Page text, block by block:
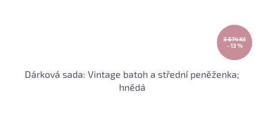
3 674 Kč
–13 %
Dárková sada: Vintage batoh a střední peněženka;
hnědá